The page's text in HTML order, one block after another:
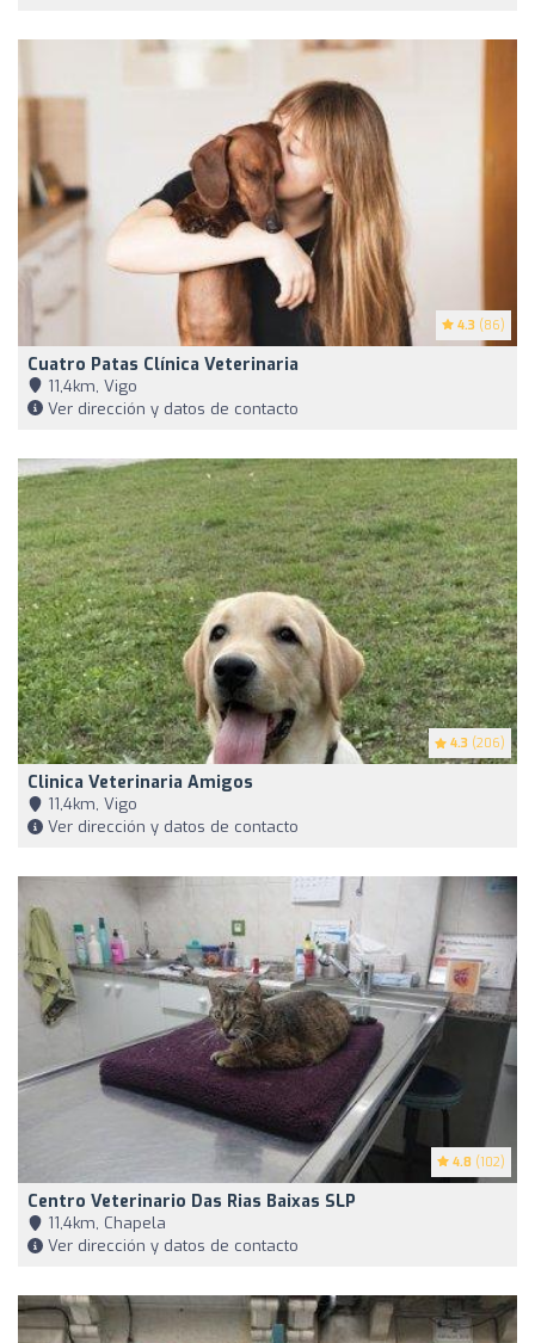
4.3 (86)
Cuatro Patas Clínica Veterinaria
11,4km, Vigo
Ver dirección y datos de contacto
4.3 (206)
Clinica Veterinaria Amigos
11,4km, Vigo
Ver dirección y datos de contacto
4.8 (102)
Centro Veterinario Das Rias Baixas SLP
11,4km, Chapela
Ver dirección y datos de contacto